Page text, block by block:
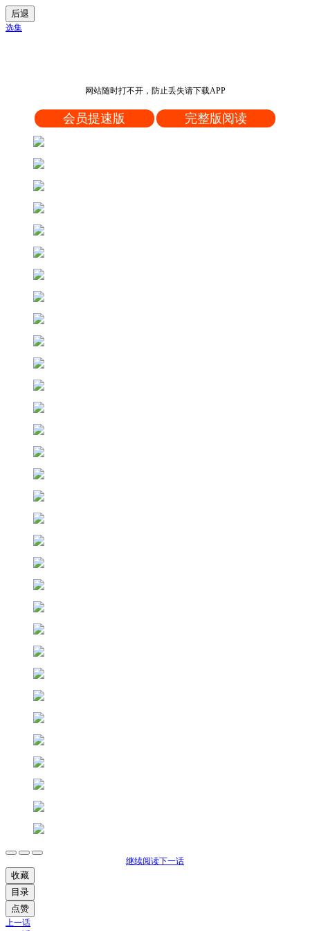
后退
选集
网站随时打不开，防止丢失请下载APP
会员提速版 完整版阅读
继续阅读下一话
收藏
目录
点赞
上一话